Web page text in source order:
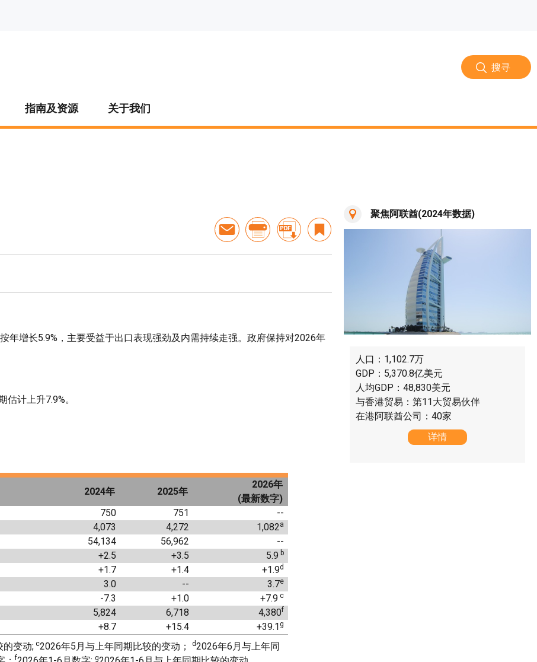
搜寻
指南及资源 关于我们
年增长5.9%，主要受益于出口表现强劲及内需持续走强。政府保持对2026年
计上升7.9%。
2024年 2025年
2026年
(最新数字)
750 751
--
4,073 4,272 1,082a
54,134 56,962
--
+2.5 +3.5 5.9 b
+1.7 +1.4 +1.9d
3.0 -- 3.7e
-7.3 +1.0 +7.9c
5,824 6,718 4,380f
+8.7 +15.4 +39.1g
变动; c2026年5月与上年同期比较的变动； d2026年6月与上年同
f g
聚焦阿联酋(2024年数据)
人口：1,102.7万
GDP：5,370.8亿美元
人均GDP：48,830美元
与香港贸易：第11大贸易伙伴
在港阿联酋公司：40家
详情